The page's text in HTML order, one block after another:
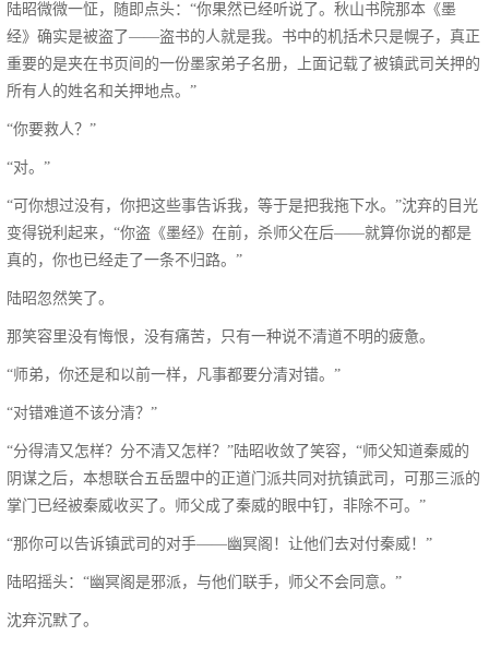
陆昭微微一怔，随即点头：“你果然已经听说了。秋山书院那本《墨
经》确实是被盗了——盗书的人就是我。书中的机括术只是幌子，真正
重要的是夹在书页间的一份墨家弟子名册，上面记载了被镇武司关押的
所有人的姓名和关押地点。”
“你要救人？”
“对。”
“可你想过没有，你把这些事告诉我，等于是把我拖下水。”沈弃的目光
变得锐利起来，“你盗《墨经》在前，杀师父在后——就算你说的都是
真的，你也已经走了一条不归路。”
陆昭忽然笑了。
那笑容里没有悔恨，没有痛苦，只有一种说不清道不明的疲惫。
“师弟，你还是和以前一样，凡事都要分清对错。”
“对错难道不该分清？”
“分得清又怎样？分不清又怎样？”陆昭收敛了笑容，“师父知道秦威的
阴谋之后，本想联合五岳盟中的正道门派共同对抗镇武司，可那三派的
掌门已经被秦威收买了。师父成了秦威的眼中钉，非除不可。”
“那你可以告诉镇武司的对手——幽冥阁！让他们去对付秦威！”
陆昭摇头：“幽冥阁是邪派，与他们联手，师父不会同意。”
沈弃沉默了。